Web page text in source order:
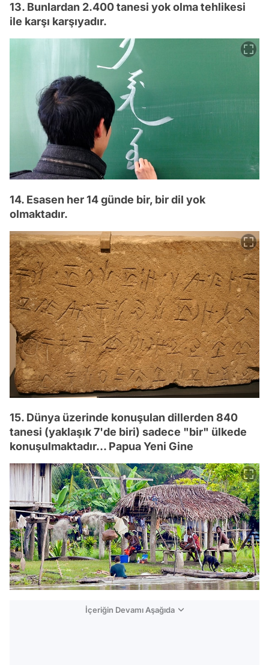
13. Bunlardan 2.400 tanesi yok olma tehlikesi
ile karşı karşıyadır.
14. Esasen her 14 günde bir, bir dil yok
olmaktadır.
15. Dünya üzerinde konuşulan dillerden 840
tanesi (yaklaşık 7'de biri) sadece "bir" ülkede
konuşulmaktadır... Papua Yeni Gine
İçeriğin Devamı Aşağıda